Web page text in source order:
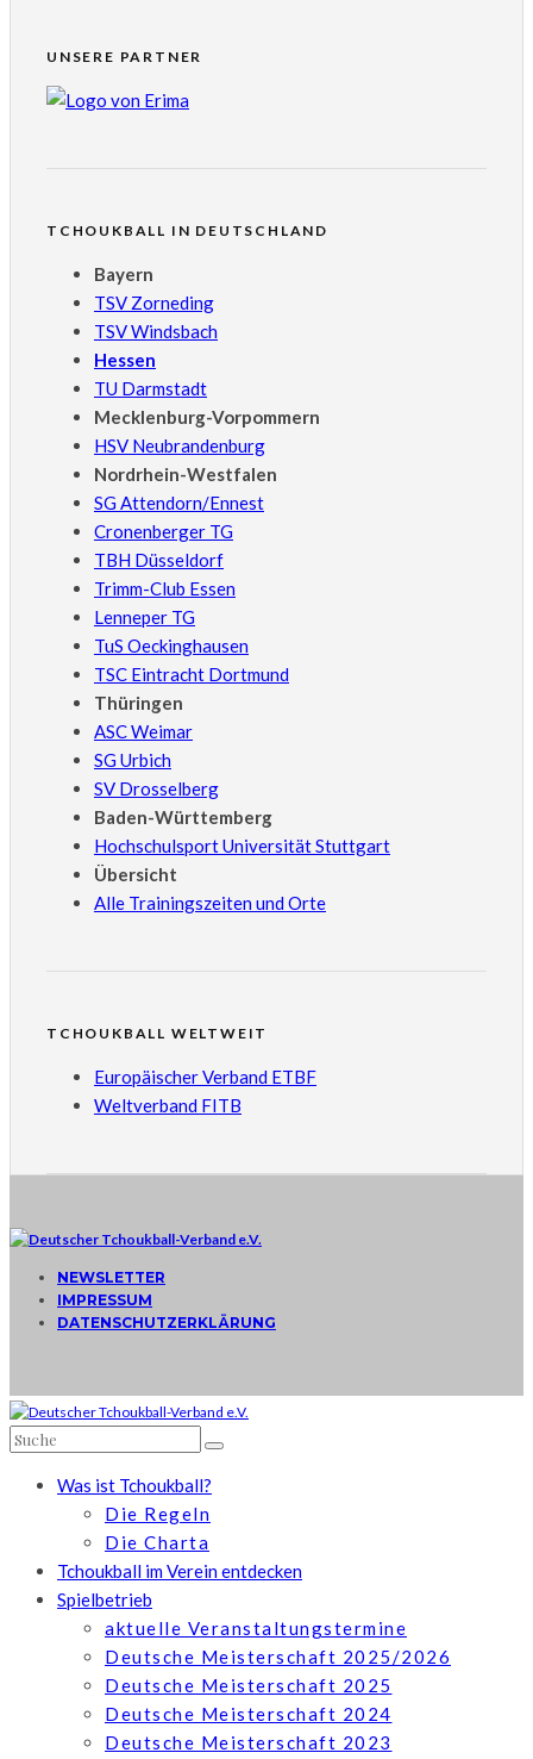
UNSERE PARTNER
TCHOUKBALL IN DEUTSCHLAND
Bayern
TSV Zorneding
TSV Windsbach
Hessen
TU Darmstadt
Mecklenburg-Vorpommern
HSV Neubrandenburg
Nordrhein-Westfalen
SG Attendorn/Ennest
Cronenberger TG
TBH Düsseldorf
Trimm-Club Essen
Lenneper TG
TuS Oeckinghausen
TSC Eintracht Dortmund
Thüringen
ASC Weimar
SG Urbich
SV Drosselberg
Baden-Württemberg
Hochschulsport Universität Stuttgart
Übersicht
Alle Trainingszeiten und Orte
TCHOUKBALL WELTWEIT
Europäischer Verband ETBF
Weltverband FITB
NEWSLETTER
IMPRESSUM
DATENSCHUTZERKLÄRUNG
Was ist Tchoukball?
Die Regeln
Die Charta
Tchoukball im Verein entdecken
Spielbetrieb
aktuelle Veranstaltungstermine
Deutsche Meisterschaft 2025/2026
Deutsche Meisterschaft 2025
Deutsche Meisterschaft 2024
Deutsche Meisterschaft 2023